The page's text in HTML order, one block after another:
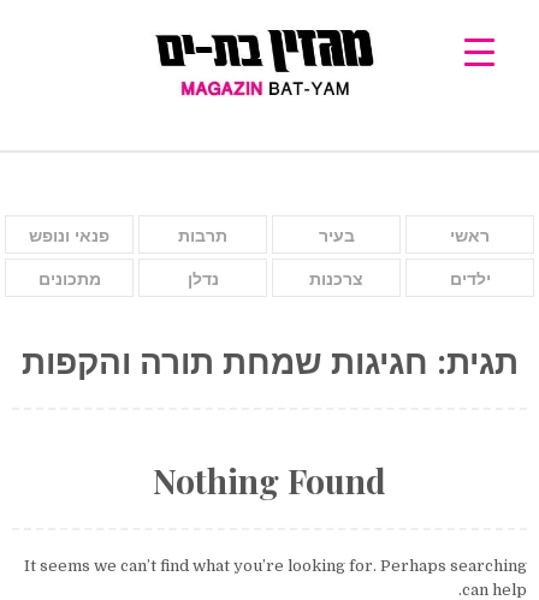
ראשי בעיר תרבות פנאי ונופש
ילדים צרכנות נדלן מתכונים
תגית: חגיגות שמחת תורה והקפות
Nothing Found
It seems we can’t find what you’re looking for. Perhaps searching
can help.